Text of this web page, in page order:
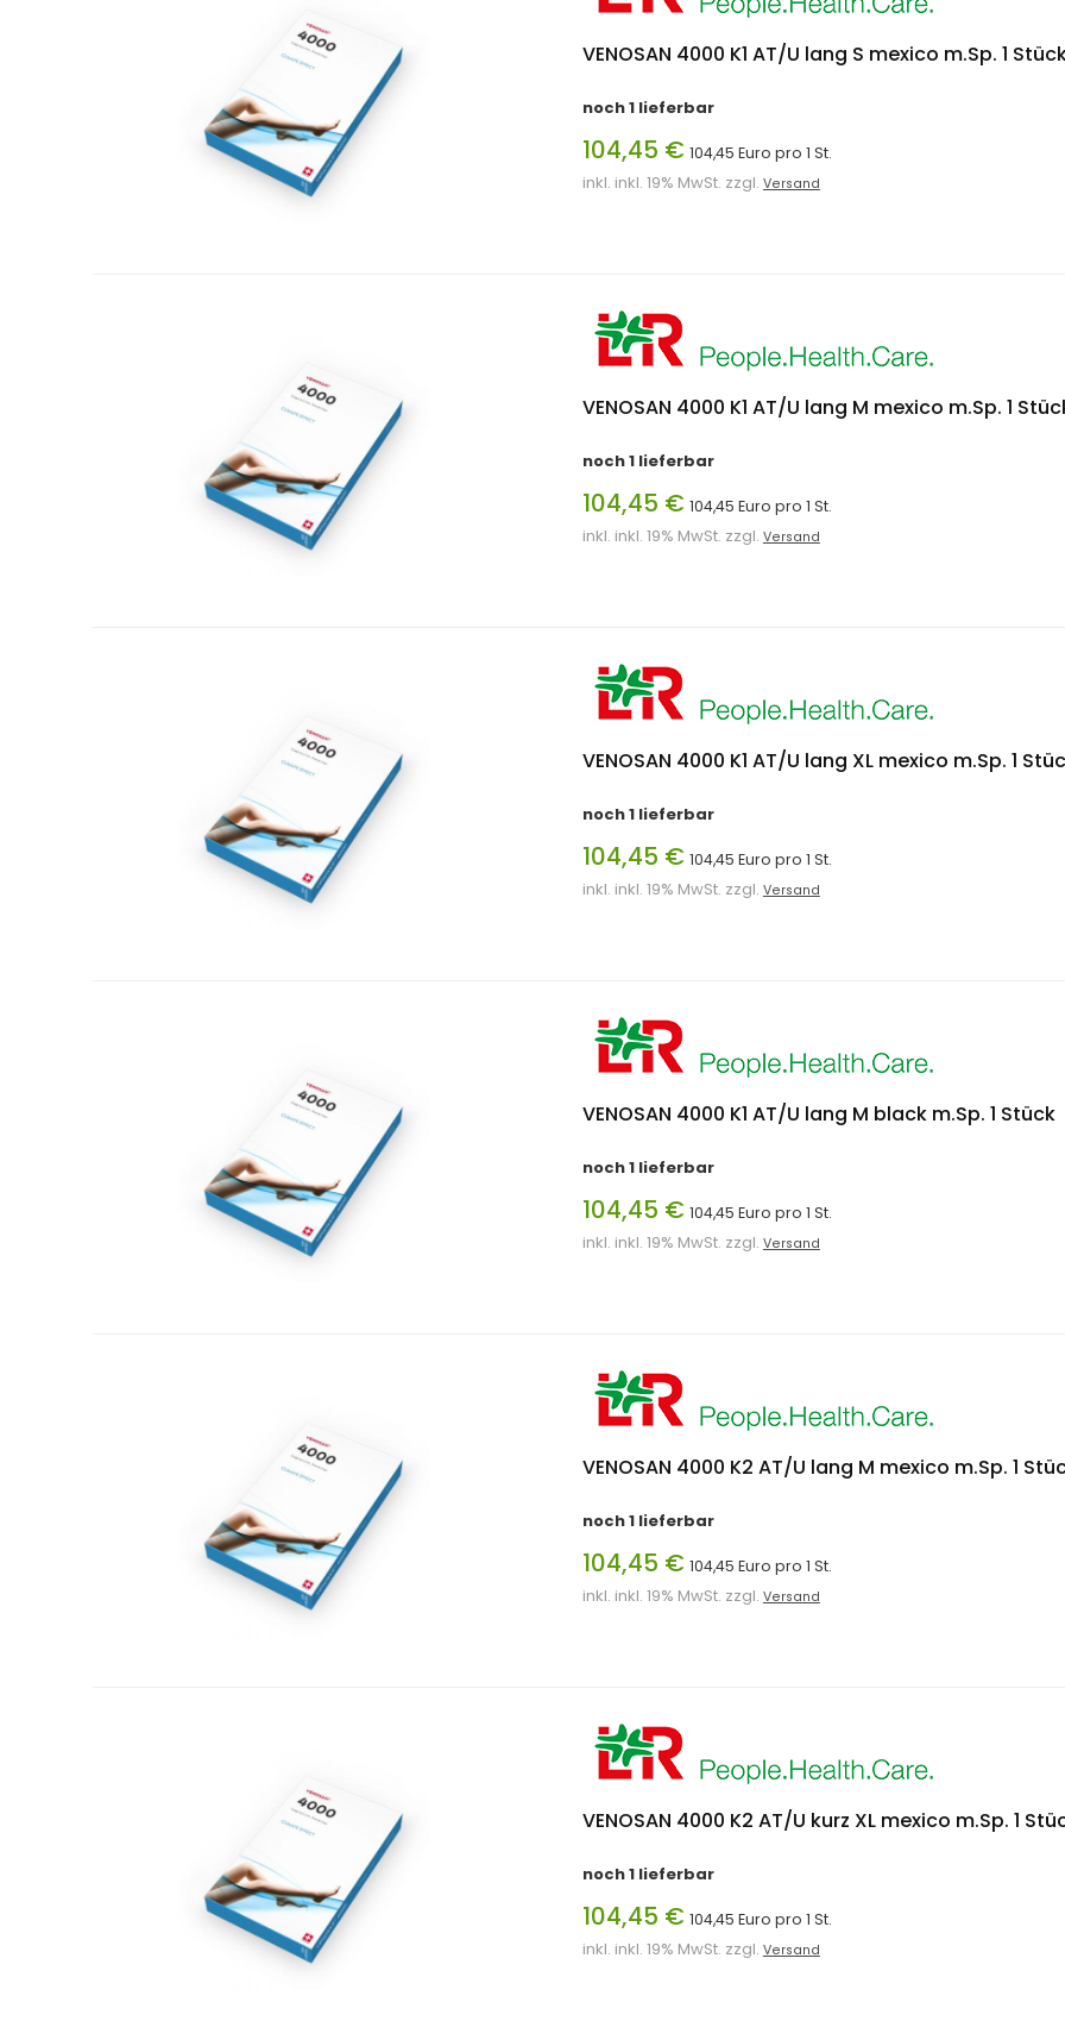
VENOSAN 4000 K1 AT/U lang S mexico m.Sp. 1
noch 1 lieferbar
104,45 € 104,45 Euro pro 1 St.
inkl. inkl. 19% MwSt. zzgl. Versand
VENOSAN 4000 K1 AT/U lang M mexico m.Sp. 1
noch 1 lieferbar
104,45 € 104,45 Euro pro 1 St.
inkl. inkl. 19% MwSt. zzgl. Versand
VENOSAN 4000 K1 AT/U lang XL mexico m.Sp. 1
noch 1 lieferbar
104,45 € 104,45 Euro pro 1 St.
inkl. inkl. 19% MwSt. zzgl. Versand
VENOSAN 4000 K1 AT/U lang M black m.Sp. 1 Stück
noch 1 lieferbar
104,45 € 104,45 Euro pro 1 St.
inkl. inkl. 19% MwSt. zzgl. Versand
VENOSAN 4000 K2 AT/U lang M mexico m.Sp. 1
noch 1 lieferbar
104,45 € 104,45 Euro pro 1 St.
inkl. inkl. 19% MwSt. zzgl. Versand
VENOSAN 4000 K2 AT/U kurz XL mexico m.Sp. 1
noch 1 lieferbar
104,45 € 104,45 Euro pro 1 St.
inkl. inkl. 19% MwSt. zzgl. Versand